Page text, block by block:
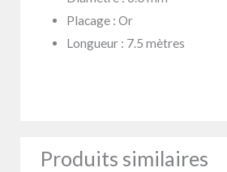
Placage : Or
Longueur : 7.5 mètres
Produits similaires